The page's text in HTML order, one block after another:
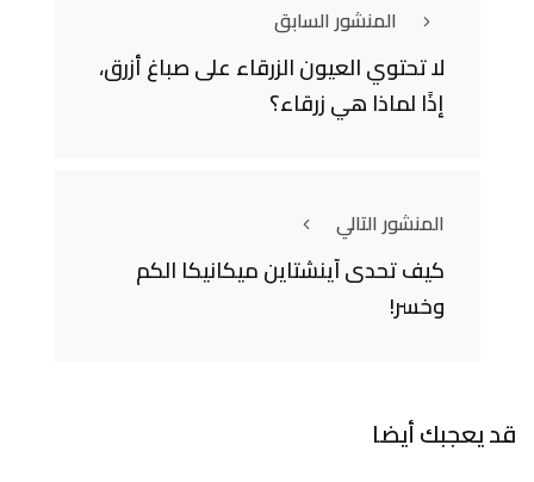
المنشور السابق
لا تحتوي العيون الزرقاء على صباغ أزرق،
إذًا لماذا هي زرقاء؟
المنشور التالي
كيف تحدى آينشتاين ميكانيكا الكم
وخسر!
قد يعجبك أيضا